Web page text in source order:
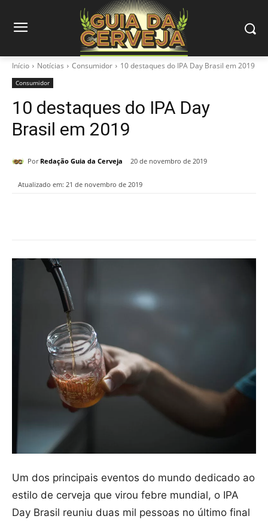
Início Notícias Consumidor 10 destaques do IPA Day Brasil em 2019
Consumidor
10 destaques do IPA Day
Brasil em 2019
Por Redação Guia da Cerveja 20 de novembro de 2019
Atualizado em: 21 de novembro de 2019
Um dos principais eventos do mundo dedicado ao
estilo de cerveja que virou febre mundial, o IPA
Day Brasil reuniu duas mil pessoas no último final